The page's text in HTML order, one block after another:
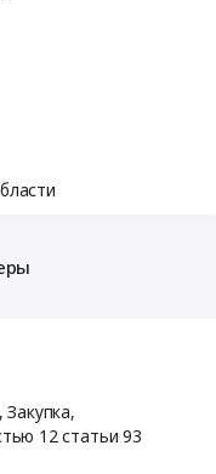
, Закупка,
12 статьи 93